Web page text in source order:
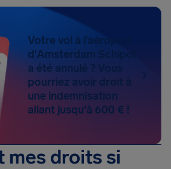
Votre vol à l’aéroport
d'Amsterdam Schipol
a été annulé ? Vous
pourriez avoir droit à
une indemnisation
allant jusqu'à 600 € !
mes droits si